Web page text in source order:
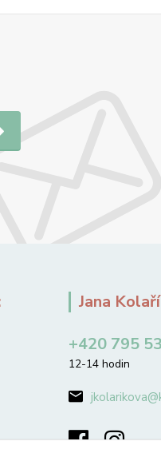
Jana
+420 795
12-14 hodin